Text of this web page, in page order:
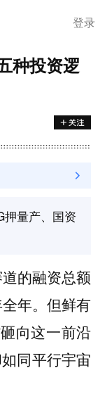
登录
种投资逻
押量产、国资
的融资总额
年。但鲜有
向这一前沿
同平行宇宙